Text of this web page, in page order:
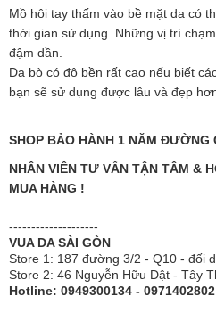
Mồ hôi tay thấm vào bề mặt da có
thời gian sử dụng. Những vị trí
đậm dần.
Da bò có độ bền rất cao nếu biết
bạn sẽ sử dụng được lâu và đẹp
SHOP BẢO HÀNH 1 NĂM ĐƯỜNG
NHÂN VIÊN TƯ VẤN TẬN TÂM &
MUA HÀNG !
--------------------
VUA DA SÀI GÒN
Store 1: 187 đường 3/2 - Q10 - đối
Store 2: 46 Nguyễn Hữu Dật - Tây
Hotline: 0949300134 - 0971402802